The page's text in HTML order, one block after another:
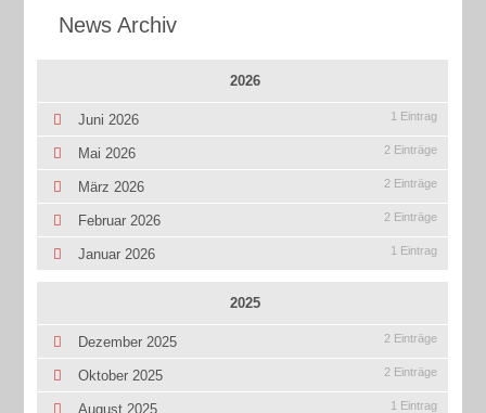
News Archiv
2026
Juni 2026 1 Eintrag
Mai 2026 2 Einträge
März 2026 2 Einträge
Februar 2026 2 Einträge
Januar 2026 1 Eintrag
2025
Dezember 2025 2 Einträge
Oktober 2025 2 Einträge
August 2025 1 Eintrag